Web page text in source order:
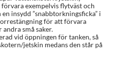
exempelvis flytväst och
insydd ”snabbtorkningsficka” i
för att förvara
andra små saker.
vid öppningen för tanken, så
jetskin medans den står på